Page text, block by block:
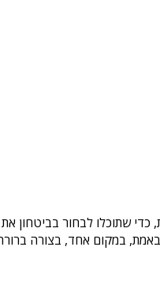
כדי שתוכלו לבחור בביטחון
במקום אחד, בצורה